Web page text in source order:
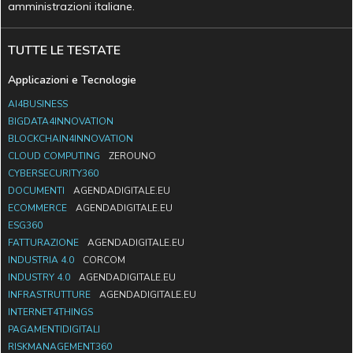
amministrazioni italiane.
TUTTE LE TESTATE
Applicazioni e Tecnologie
AI4BUSINESS
BIGDATA4INNOVATION
BLOCKCHAIN4INNOVATION
CLOUD COMPUTING
ZEROUNO
CYBERSECURITY360
DOCUMENTI
AGENDADIGITALE.EU
ECOMMERCE
AGENDADIGITALE.EU
ESG360
FATTURAZIONE
AGENDADIGITALE.EU
INDUSTRIA 4.0
CORCOM
INDUSTRY 4.0
AGENDADIGITALE.EU
INFRASTRUTTURE
AGENDADIGITALE.EU
INTERNET4THINGS
PAGAMENTIDIGITALI
RISKMANAGEMENT360